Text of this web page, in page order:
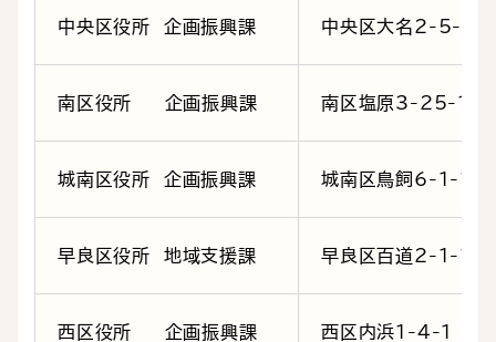
中央区役所 企画振興課 中央区大名2-5-31
南区役所 企画振興課 南区塩原3-25-1
城南区役所 企画振興課 城南区鳥飼6-1-1
早良区役所 地域支援課 早良区百道2-1-1
西区役所 企画振興課 西区内浜1-4-1